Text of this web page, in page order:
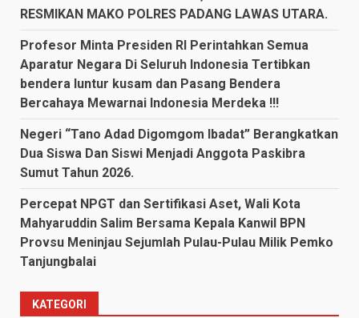
RESMIKAN MAKO POLRES PADANG LAWAS UTARA.
Profesor Minta Presiden RI Perintahkan Semua
Aparatur Negara Di Seluruh Indonesia Tertibkan
bendera luntur kusam dan Pasang Bendera
Bercahaya Mewarnai Indonesia Merdeka !!!
Negeri “Tano Adad Digomgom Ibadat” Berangkatkan
Dua Siswa Dan Siswi Menjadi Anggota Paskibra
Sumut Tahun 2026.
Percepat NPGT dan Sertifikasi Aset, Wali Kota
Mahyaruddin Salim Bersama Kepala Kanwil BPN
Provsu Meninjau Sejumlah Pulau-Pulau Milik Pemko
Tanjungbalai
KATEGORI